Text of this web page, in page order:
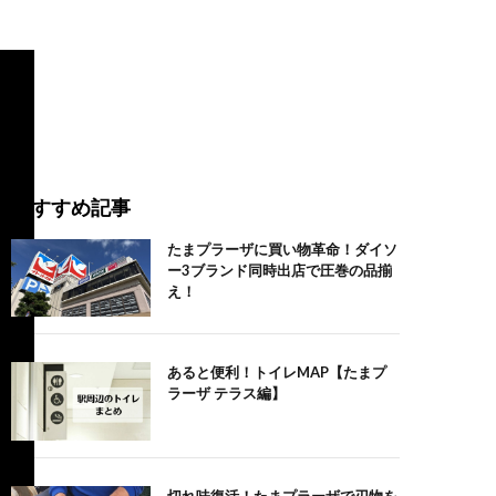
おすすめ記事
たまプラーザに買い物革命！ダイソ
ー3ブランド同時出店で圧巻の品揃
え！
あると便利！トイレMAP【たまプ
ラーザ テラス編】